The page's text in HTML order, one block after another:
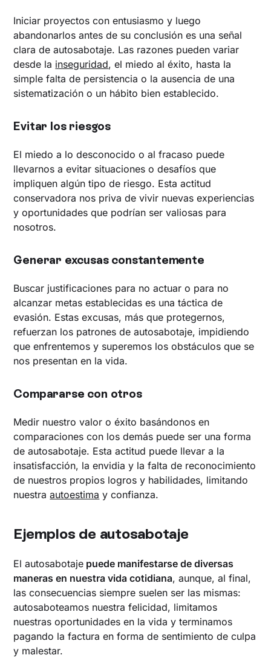
Iniciar proyectos con entusiasmo y luego
abandonarlos antes de su conclusión es una señal
clara de autosabotaje. Las razones pueden variar
desde la inseguridad, el miedo al éxito, hasta la
simple falta de persistencia o la ausencia de una
sistematización o un hábito bien establecido.
Evitar los riesgos
El miedo a lo desconocido o al fracaso puede
llevarnos a evitar situaciones o desafíos que
impliquen algún tipo de riesgo. Esta actitud
conservadora nos priva de vivir nuevas experiencias
y oportunidades que podrían ser valiosas para
nosotros.
Generar excusas constantemente
Buscar justificaciones para no actuar o para no
alcanzar metas establecidas es una táctica de
evasión. Estas excusas, más que protegernos,
refuerzan los patrones de autosabotaje, impidiendo
que enfrentemos y superemos los obstáculos que se
nos presentan en la vida.
Compararse con otros
Medir nuestro valor o éxito basándonos en
comparaciones con los demás puede ser una forma
de autosabotaje. Esta actitud puede llevar a la
insatisfacción, la envidia y la falta de reconocimiento
de nuestros propios logros y habilidades, limitando
nuestraautoestima y confianza.
Ejemplos de autosabotaje
El autosabotaje puede manifestarse de diversas
maneras en nuestra vida cotidiana, aunque, al final,
las consecuencias siempre suelen ser las mismas:
autosaboteamos nuestra felicidad, limitamos
nuestras oportunidades en la vida y terminamos
pagando la factura en forma de sentimiento de culpa
y malestar.